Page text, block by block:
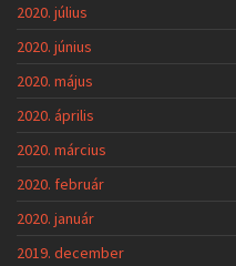
2020. július
2020. június
2020. május
2020. április
2020. március
2020. február
2020. január
2019. december